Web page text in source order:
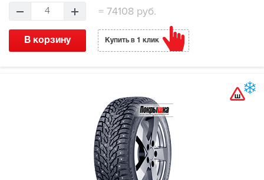
4 =74108 руб.
В корзину Купить в 1 клик